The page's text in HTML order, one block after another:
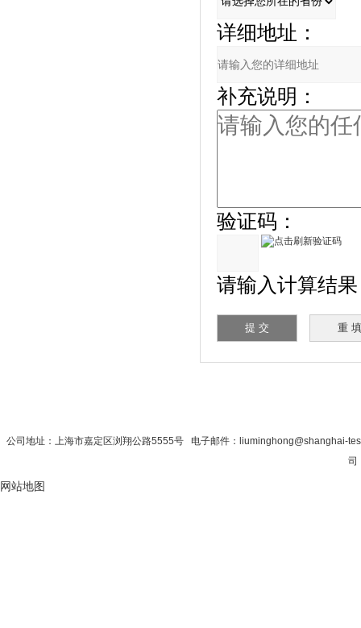
详细地址：
补充说明：
验证码：
请输入计算结果（
公司地址：上海市嘉定区浏翔公路5555号 电子邮件：liuminghong@shanghai-
司
网站地图